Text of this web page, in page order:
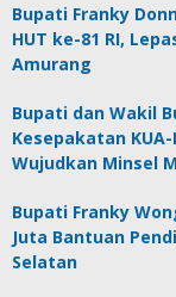
Bupati Franky
HUT ke-81 RI,
Amurang
Bupati dan Wakil
Kesepakatan
Wujudkan Minsel
Bupati Franky
Juta Bantuan
Selatan